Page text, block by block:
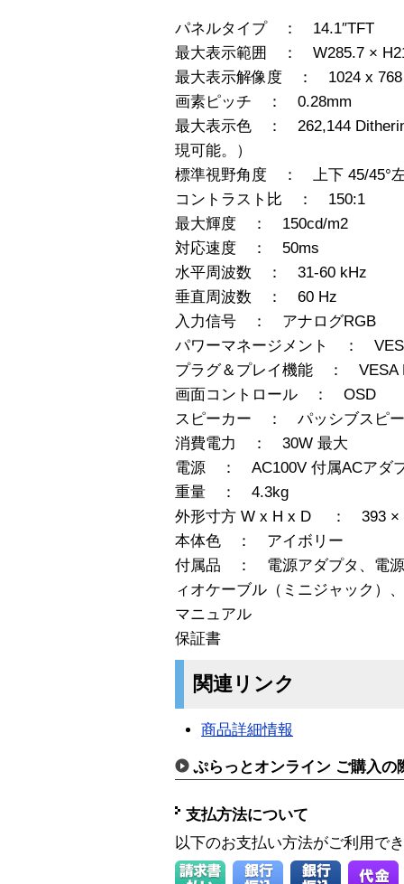
パネルタイプ ： 14.1″TFT
最大表示範囲 ： W285.7 ×
最大表示解像度 ： 1024 x 768
画素ピッチ ： 0.28mm
最大表示色 ： 262,144
現可能。）
標準視野角度 ： 上下 45/45°
コントラスト比 ： 150:1
最大輝度 ： 150cd/m2
対応速度 ： 50ms
水平周波数 ： 31-60 kHz
垂直周波数 ： 60 Hz
入力信号 ： アナログRGB
パワーマネージメント ：
プラグ＆プレイ機能 ： VESA
画面コントロール ： OSD
スピーカー ： パッシブスピ
消費電力 ： 30W 最大
電源 ： AC100V 付属ACアダ
重量 ： 4.3kg
外形寸方 W x H x D ： 393 ×
本体色 ： アイボリー
付属品 ： 電源アダプタ、電源
ィオケーブル（ミニジャック）
マニュアル
保証書
関連リンク
商品詳細情報
ぷらっとオンライン ご購入の
支払方法について
以下のお支払い方法がご利用で